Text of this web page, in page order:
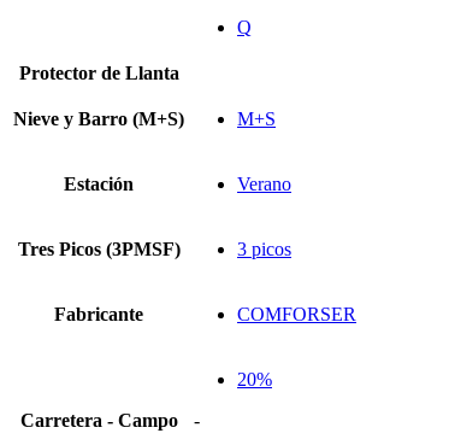
Q
Protector de Llanta
Nieve y Barro (M+S) M+S
Estación Verano
Tres Picos (3PMSF) 3 picos
Fabricante COMFORSER
Carretera - Campo
20%
-